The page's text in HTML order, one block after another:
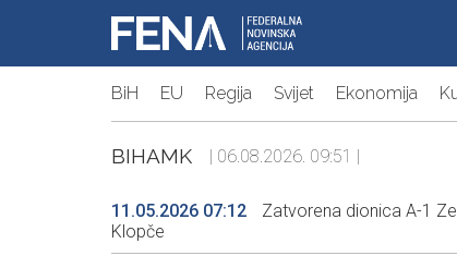
BiH EU Regija Svijet Ekonomija
BIHAMK | 06.08.2026. 09:51 |
11.05.2026 07:12
Zatvorena dionica A-1
Klopče